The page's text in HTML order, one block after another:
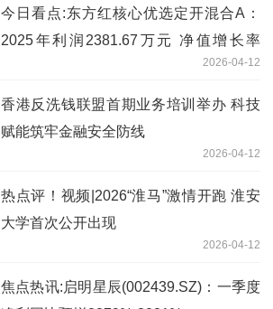
今日看点:东方红核心优选定开混合A：
2025年利润2381.67万元 净值增长率
2026-04-12
香港反洗钱联盟首期业务培训举办 科技
赋能筑牢金融安全防线
2026-04-12
热点评！视频|2026“淮马”激情开跑 淮安
大学首次公开出现
2026-04-12
焦点热讯:启明星辰(002439.SZ)：一季度